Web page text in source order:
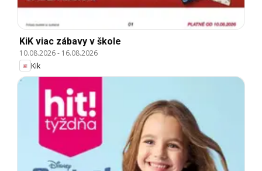
KiK viac zábavy v škole
10.08.2026- 16.08.2026
Kik